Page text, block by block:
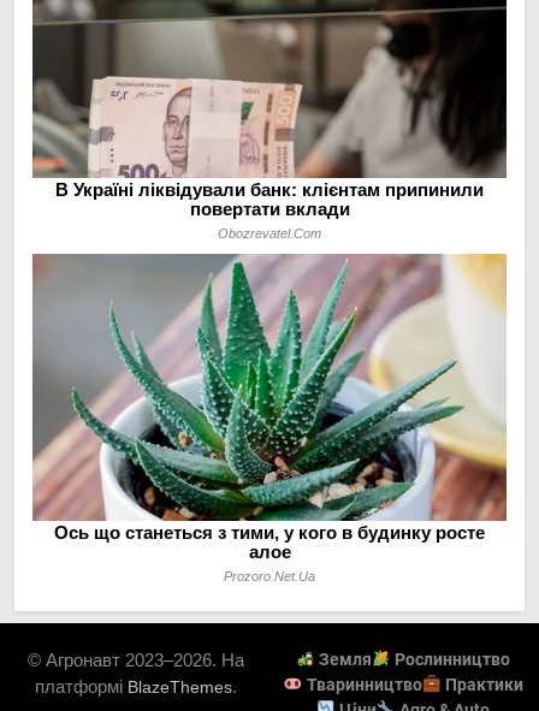
© Агронавт 2023–2026. На
платформі BlazeThemes.
Земля
Рослинництво
Тваринництво
Практики